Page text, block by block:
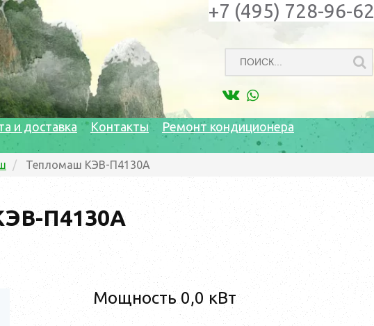
+7 (495) 728-96-62
и доставка Контакты Ремонт кондиционера
Тепломаш КЭВ-П4130A
П4130A
Мощность 0,0 кВт